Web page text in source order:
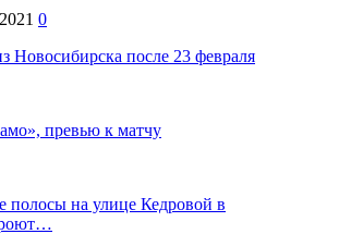
0
Новосибирска после 23 февраля
превью к матчу
полосы на улице Кедровой в